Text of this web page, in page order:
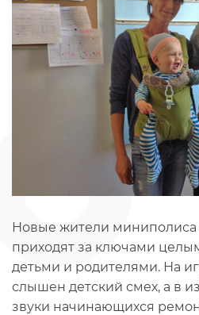
Новые жители миниполиса
приходят за ключами
детьми и родителями. На
слышен детский смех, а в
звуки начинающихся